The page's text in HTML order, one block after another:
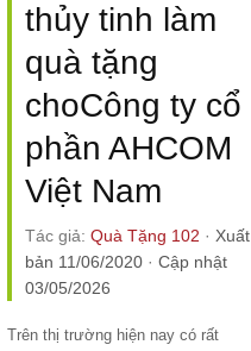
thủy tinh làm
quà tặng
choCông ty cổ
phần AHCOM
Việt Nam
Tác giả: Quà Tặng 102 · Xuất
bản 11/06/2020 · Cập nhật
03/05/2026
Trên thị trường hiện nay có rất